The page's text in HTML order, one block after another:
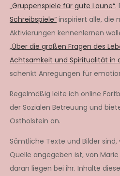
„Gruppenspiele für gute Laune“.
Schreibspiele“ inspiriert alle, die
Aktivierungen kennenlernen
„Über die großen Fragen des
Achtsamkeit und Spiritualität in
schenkt Anregungen für
Regelmäßig leite ich online
der Sozialen Betreuung und
Ostholstein an.
Sämtliche Texte und Bilder
Quelle angegeben ist, von Marie
daran liegen bei ihr. Inhalte